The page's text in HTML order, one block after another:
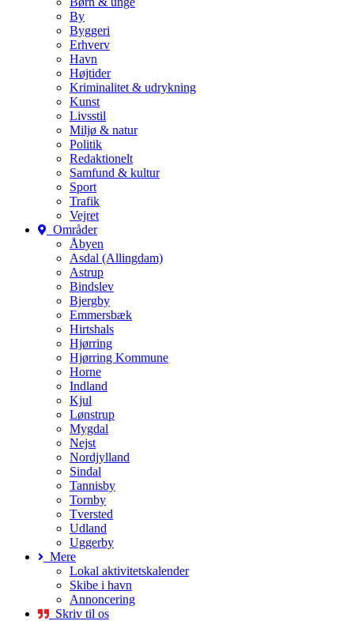
By
Byggeri
Erhverv
Havn
Højtider
Kriminalitet & udrykning
Kunst
Livsstil
Miljø & natur
Politik
Redaktionelt
Samfund & kultur
Sport
Trafik
Vejret
Områder
Åbyen
Asdal (Allingdam)
Astrup
Bindslev
Bjergby
Emmersbæk
Hirtshals
Hjørring
Hjørring Kommune
Horne
Indland
Kjul
Lønstrup
Mygdal
Nejst
Nordjylland
Sindal
Tannisby
Tornby
Tversted
Udland
Uggerby
Mere
Lokal aktivitetskalender
Skibe i havn
Annoncering
Skriv til os